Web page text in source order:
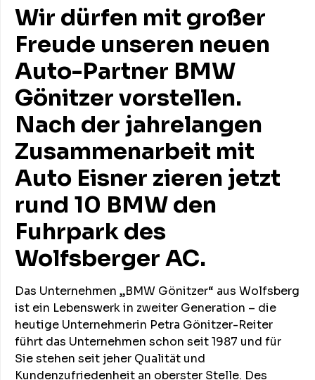
Wir dürfen mit großer
Freude unseren neuen
Auto-Partner BMW
Gönitzer vorstellen.
Nach der jahrelangen
Zusammenarbeit mit
Auto Eisner zieren jetzt
rund 10 BMW den
Fuhrpark des
Wolfsberger AC.
Das Unternehmen „BMW Gönitzer“ aus Wolfsberg
ist ein Lebenswerk in zweiter Generation – die
heutige Unternehmerin Petra Gönitzer-Reiter
führt das Unternehmen schon seit 1987 und für
Sie stehen seit jeher Qualität und
Kundenzufriedenheit an oberster Stelle. Des